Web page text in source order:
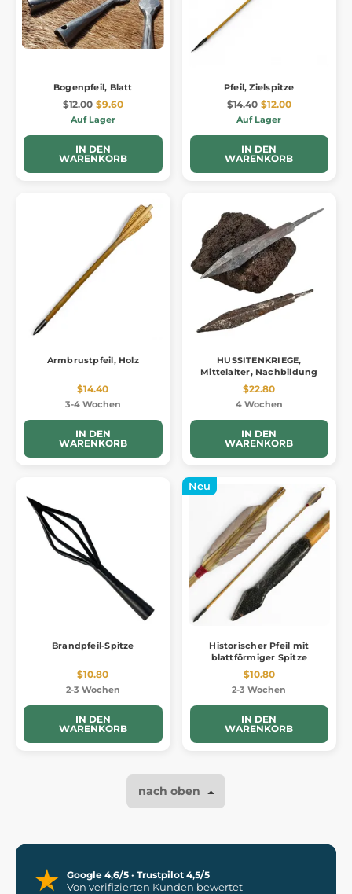
Bogenpfeil, Blatt
$12.00 $9.60
Auf Lager
IN DEN
WARENKORB
Pfeil, Zielspitze
$14.40 $12.00
Auf Lager
IN DEN
WARENKORB
Armbrustpfeil, Holz
$14.40
3-4 Wochen
IN DEN
WARENKORB
HUSSITENKRIEGE,
Mittelalter, Nachbildung
$22.80
4 Wochen
IN DEN
WARENKORB
Brandpfeil-Spitze
$10.80
2-3 Wochen
IN DEN
WARENKORB
Neu
Historischer Pfeil mit
blattförmiger Spitze
$10.80
2-3 Wochen
IN DEN
WARENKORB
nach oben
Google 4,6/5 · Trustpilot 4,5/5
Von verifizierten Kunden bewertet